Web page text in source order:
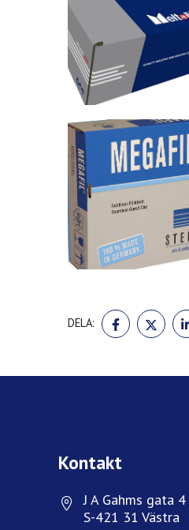
DELA:
DELA
PÅ
DELA
PÅ
Kontakt
J A Gahms gata 4
S-421 31 Västra